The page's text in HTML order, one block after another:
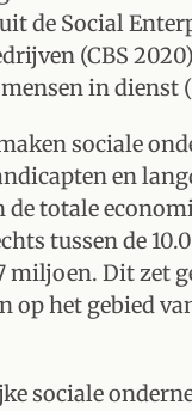
de Social
(CBS
in dienst
sociale
en
de totale
tussen de
Dit zet
het gebied
sociale